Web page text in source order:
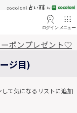
ログイン メニュー
ーポンプレゼント♡
ジ目)
して気になるリストに追加